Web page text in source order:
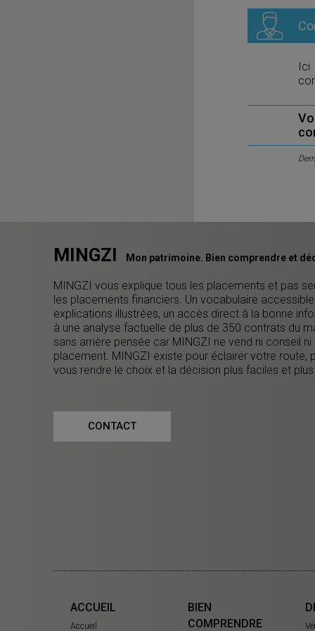
Ici
MINGZI Mon patrimoine. Bien comprendre et
MINGZI vous explique tous les placements et pas
les placements financiers. Un vocabulaire
explications illustrées, un accès direct à la bonne
à une analyse factuelle de plus de 350 contrats du
sans arrière pensée car MINGZI ne vend ni conseil ni
placement. MINGZI existe pour éclairer votre route,
vous rendre le choix et la décision plus faciles et plus
CONTACT
ACCUEIL
Accueil
BIEN
COMPRENDRE